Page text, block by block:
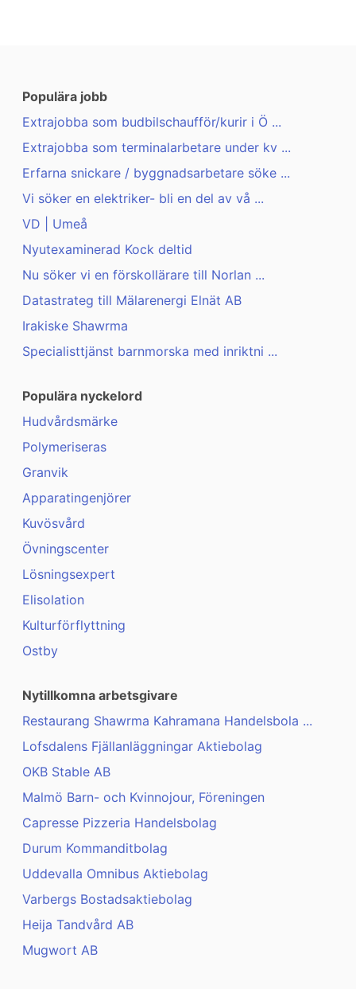
Populära jobb
Extrajobba som budbilschaufför/kurir i Ö ...
Extrajobba som terminalarbetare under kv ...
Erfarna snickare / byggnadsarbetare söke ...
Vi söker en elektriker- bli en del av vå ...
VD | Umeå
Nyutexaminerad Kock deltid
Nu söker vi en förskollärare till Norlan ...
Datastrateg till Mälarenergi Elnät AB
Irakiske Shawrma
Specialisttjänst barnmorska med inriktni ...
Populära nyckelord
Hudvårdsmärke
Polymeriseras
Granvik
Apparatingenjörer
Kuvösvård
Övningscenter
Lösningsexpert
Elisolation
Kulturförflyttning
Ostby
Nytillkomna arbetsgivare
Restaurang Shawrma Kahramana Handelsbola ...
Lofsdalens Fjällanläggningar Aktiebolag
OKB Stable AB
Malmö Barn- och Kvinnojour, Föreningen
Capresse Pizzeria Handelsbolag
Durum Kommanditbolag
Uddevalla Omnibus Aktiebolag
Varbergs Bostadsaktiebolag
Heija Tandvård AB
Mugwort AB